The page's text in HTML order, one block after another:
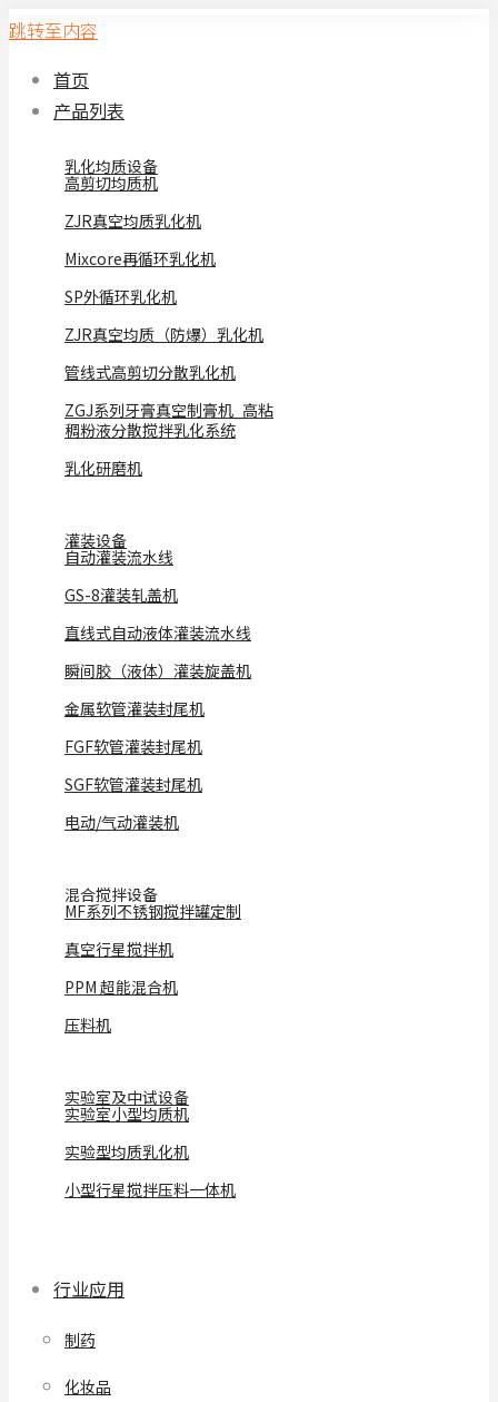
跳转至内容
首页
产品列表
乳化均质设备
高剪切均质机
ZJR真空均质乳化机
Mixcore再循环乳化机
SP外循环乳化机
ZJR真空均质（防爆）乳化机
管线式高剪切分散乳化机
ZGJ系列牙膏真空制膏机_高粘
稠粉液分散搅拌乳化系统
乳化研磨机
灌装设备
自动灌装流水线
GS-8灌装轧盖机
直线式自动液体灌装流水线
瞬间胶（液体）灌装旋盖机
金属软管灌装封尾机
FGF软管灌装封尾机
SGF软管灌装封尾机
电动/气动灌装机
混合搅拌设备
MF系列不锈钢搅拌罐定制
真空行星搅拌机
PPM 超能混合机
压料机
实验室及中试设备
实验室小型均质机
实验型均质乳化机
小型行星搅拌压料一体机
行业应用
制药
化妆品